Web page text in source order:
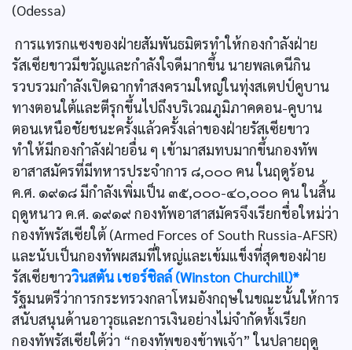
(Odessa)
การแทรกแซงของฝ่ายสัมพันธมิตรทำให้กองกำลังฝ่าย
รัสเซียขาวมีขวัญและกำลังใจดีมากขึ้น นายพลเดนีกิน
รวบรวมกำลังเปิดฉากทำสงครามใหญ่ในทุ่งสเตปป์คูบาน
ทางตอนใต้และตีรุกขึ้นไปถึงบริเวณภูมิภาคดอน-คูบาน
ตอนเหนือชัยชนะครั้งแล้วครั้งเล่าของฝ่ายรัสเซียขาว
ทำให้มีกองกำลังฝ่ายอื่น ๆ เข้ามาสมทบมากขึ้นกองทัพ
อาสาสมัครที่มีทหารประจำการ ๘,๐๐๐ คน ในฤดูร้อน
ค.ศ. ๑๙๑๘ มีกำลังเพิ่มเป็น ๓๕,๐๐๐-๔๐,๐๐๐ คน ในสิ้น
ฤดูหนาว ค.ศ. ๑๙๑๙ กองทัพอาสาสมัครจึงเรียกชื่อใหม่ว่า
กองทัพรัสเซียใต้ (Armed Forces of South Russia-AFSR)
และนับเป็นกองทัพผสมที่ใหญ่และเข้มแข็งที่สุดของฝ่าย
รัสเซียขาววินสตัน เชอร์ชิลล์ (Winston Churchill)*
รัฐมนตรีว่าการกระทรวงกลาโหมอังกฤษในขณะนั้นให้การ
สนับสนุนด้านอาวุธและการเงินอย่างไม่จำกัดทั้งเรียก
กองทัพรัสเซียใต้ว่า “กองทัพของข้าพเจ้า” ในปลายฤดู